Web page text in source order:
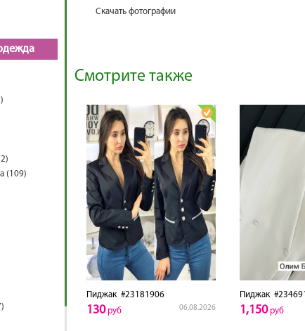
(109)
Скачать фотографии
Смотрите также
Пиджак #23181906
06.08.2026
130руб
Пиджак
1,150руб